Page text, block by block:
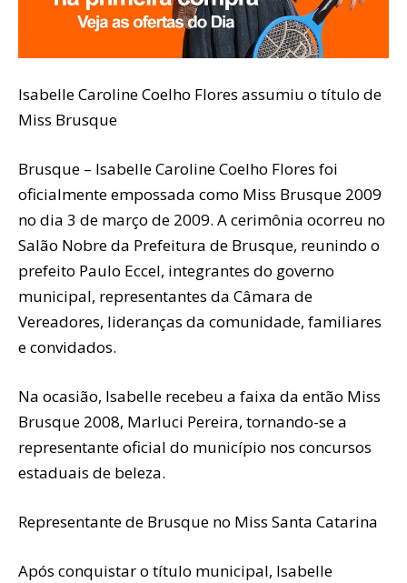
Isabelle Caroline Coelho Flores assumiu o título de
Miss Brusque
Brusque – Isabelle Caroline Coelho Flores foi
oficialmente empossada como Miss Brusque 2009
no dia 3 de março de 2009. A cerimônia ocorreu no
Salão Nobre da Prefeitura de Brusque, reunindo o
prefeito Paulo Eccel, integrantes do governo
municipal, representantes da Câmara de
Vereadores, lideranças da comunidade, familiares
e convidados.
Na ocasião, Isabelle recebeu a faixa da então Miss
Brusque 2008, Marluci Pereira, tornando-se a
representante oficial do município nos concursos
estaduais de beleza.
Representante de Brusque no Miss Santa Catarina
Após conquistar o título municipal, Isabelle